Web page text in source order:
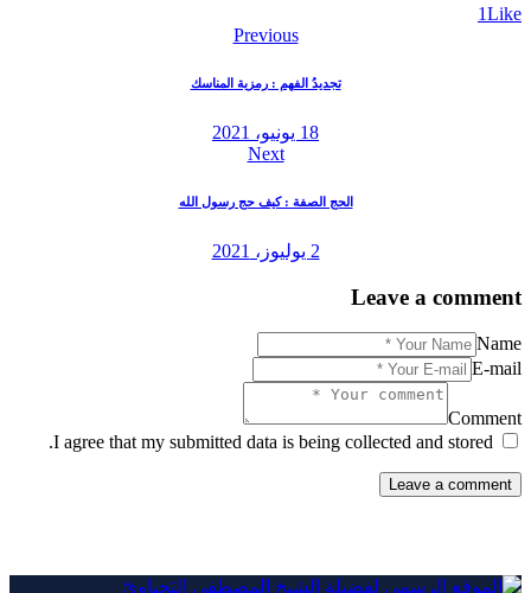
slot138wheel.com
1Like
Previous
تجديدُ الفهم : رمزية المناسك
18 يونيو، 2021
Next
الحج الصفة : كيف حج رسول الله
2 يوليوز، 2021
Leave a comment
Name
E-mail
Comment
I agree that my submitted data is being collected and stored.